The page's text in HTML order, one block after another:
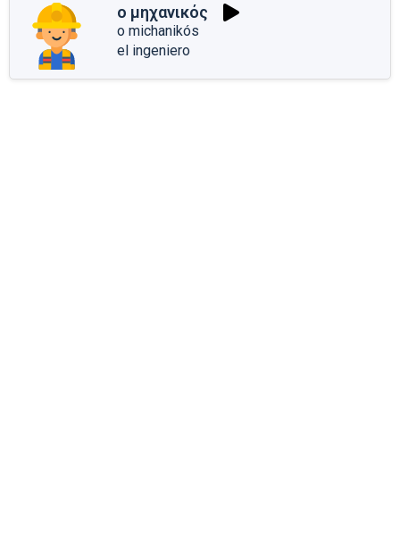
ο μηχανικός
o michanikós
el ingeniero